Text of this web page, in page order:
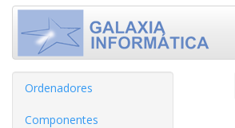
Ordenadores
Componentes